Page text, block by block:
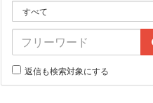
返信も検索対象にする